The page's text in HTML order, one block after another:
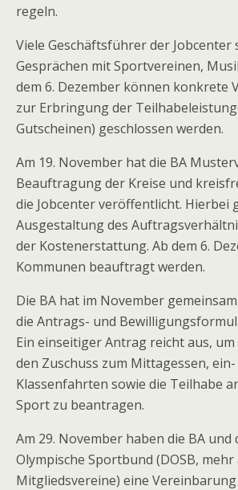
regeln.
Viele Geschäftsführer der Jobcenter
Gesprächen mit Sportvereinen,
dem 6. Dezember können konkrete
zur Erbringung der
Gutscheinen) geschlossen werden.
Am 19. November hat die BA
Beauftragung der Kreise und
die Jobcenter veröffentlicht. Hierbei
Ausgestaltung des
der Kostenerstattung. Ab dem 6.
Kommunen beauftragt werden.
Die BA hat im November
die Antrags- und
Ein einseitiger Antrag reicht aus,
den Zuschuss zum Mittagessen,
Klassenfahrten sowie die Teilhabe
Sport zu beantragen.
Am 29. November haben die BA und
Olympische Sportbund (DOSB, mehr
Mitgliedsvereine) eine